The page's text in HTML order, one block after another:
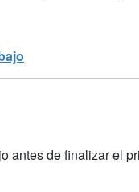
antes de finalizar el